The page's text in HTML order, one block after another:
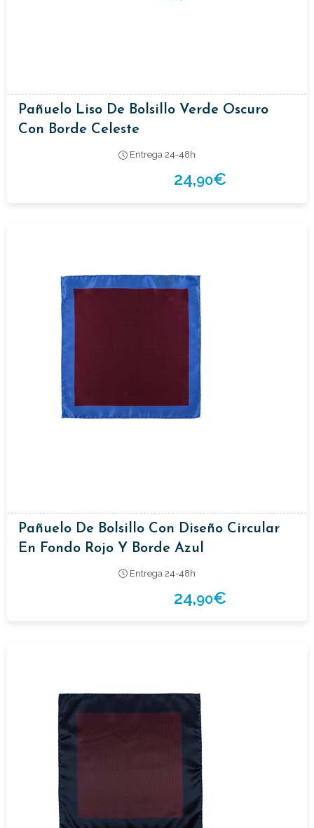
Pañuelo Liso De Bolsillo Verde Oscuro
Con Borde Celeste
Entrega 24-48h
24,90€
Pañuelo De Bolsillo Con Diseño Circular
En Fondo Rojo Y Borde Azul
Entrega 24-48h
24,90€